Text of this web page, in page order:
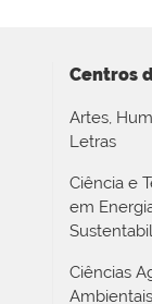
Centros
Artes,
Letras
Ciência e
em
Ciências